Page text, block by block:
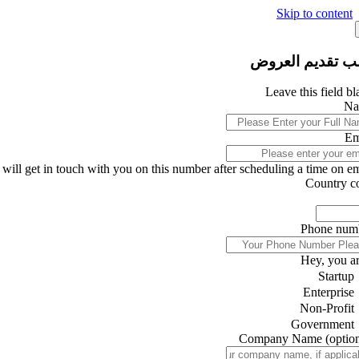
Skip to content
تقديم العروض
Leave this field
get in touch with you on this number after scheduling a time on
Country
Phone
Hey, you
Startup
Enterprise
Non-Profit
Government
Company Name